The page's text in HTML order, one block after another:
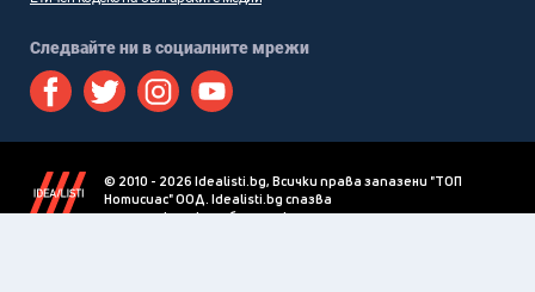
Следвайте ни в социалните мрежи
© 2010 - 2026 Idealisti.bg, Всички права запазени "ТОП
Нотисиас" ООД. Idealisti.bg спазва
етичния кодекс на българските медии.